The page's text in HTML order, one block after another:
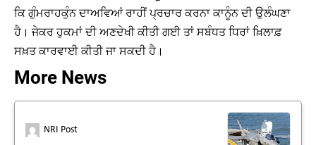
ਕਿ ਗੁੰਮਰਾਹਕੁੰਨ ਦਾਅਵਿਆਂ ਰਾਹੀਂ ਪ੍ਰਚਾਰ ਕਰਨਾ ਕਾਨੂੰਨ ਦੀ ਉਲੰਘਣਾ
ਹੈ। ਜੇਕਰ ਹੁਕਮਾਂ ਦੀ ਅਣਦੇਖੀ ਕੀਤੀ ਗਈ ਤਾਂ ਸਬੰਧਤ ਧਿਰਾਂ ਖ਼ਿਲਾਫ਼
ਸਖ਼ਤ ਕਾਰਵਾਈ ਕੀਤੀ ਜਾ ਸਕਦੀ ਹੈ।
More News
NRI Post